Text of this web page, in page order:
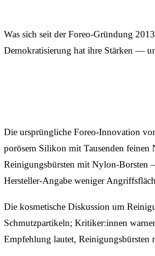
Was sich seit der Foreo-Gründung
Demokratisierung hat ihre Stärken —
Die ursprüngliche Foreo-Innovation
porösem Silikon mit Tausenden
Reinigungs­bürsten mit Nylon-Borsten
Hersteller-Angabe weniger
Die kosmetische Diskussion um
Schmutzpartikeln; Kritiker:innen
Empfehlung lautet, Reinigungs­bürsten